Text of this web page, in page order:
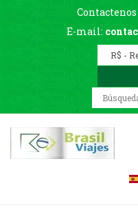
Contactenos
E-mail: